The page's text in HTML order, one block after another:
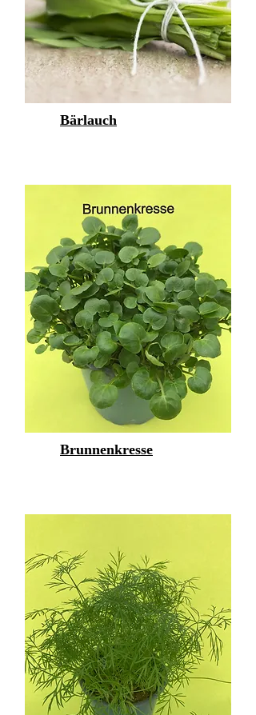
Bärlauch
Brunnenkresse